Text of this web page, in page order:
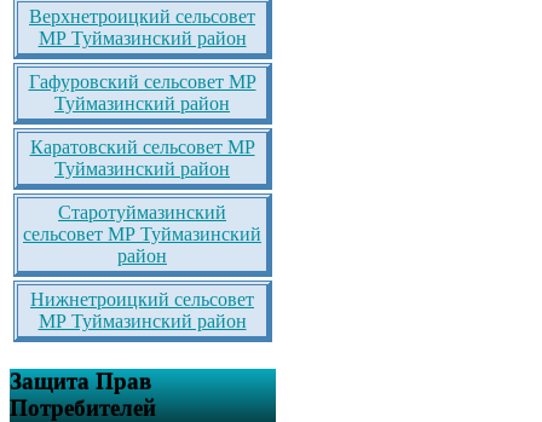
Верхнетроицкий сельсовет
МР Туймазинский район
Гафуровский сельсовет МР
Туймазинский район
Каратовский сельсовет МР
Туймазинский район
Старотуймазинский
сельсовет МР Туймазинский
район
Нижнетроицкий сельсовет
МР Туймазинский район
Защита Прав
Потребителей